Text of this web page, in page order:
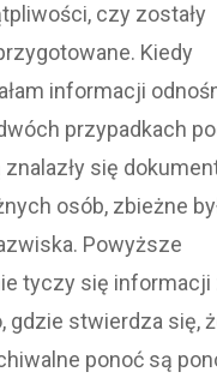
czy zostały
Kiedy
informacji
przypadkach
się
osób, zbieżne
Powyższe
tyczy się informacji
gdzie stwierdza się,
ponoć są